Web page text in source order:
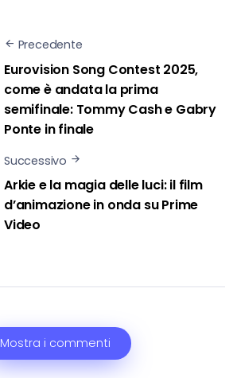
Precedente
Eurovision Song Contest 2025,
come è andata la prima
semifinale: Tommy Cash e Gabry
Ponte in finale
Successivo
Arkie e la magia delle luci: il film
d’animazione in onda su Prime
Video
Mostra i commenti